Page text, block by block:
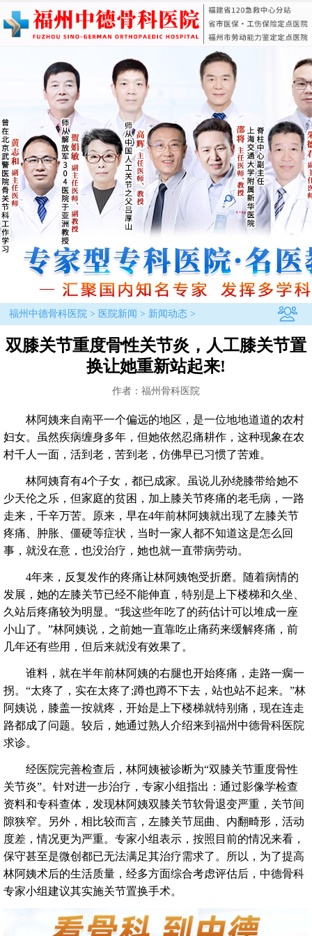
福州中德骨科医院> 医院新闻 > 新闻动态>
双膝关节重度骨性关节炎，人工膝关节置
换让她重新站起来!
作者：福州骨科医院
林阿姨来自南平一个偏远的地区，是一位地地道道的农村
妇女。虽然疾病缠身多年，但她依然忍痛耕作，这种现象在农
村千人一面，活到老，苦到老，仿佛早已习惯了苦难。
林阿姨育有4个子女，都已成家。虽说儿孙绕膝带给她不
少天伦之乐，但家庭的贫困，加上膝关节疼痛的老毛病，一路
走来，千辛万苦。原来，早在4年前林阿姨就出现了左膝关节
疼痛、肿胀、僵硬等症状，当时一家人都不知道这是怎么回
事，就没在意，也没治疗，她也就一直带病劳动。
4年来，反复发作的疼痛让林阿姨饱受折磨。随着病情的
发展，她的左膝关节已经不能伸直，特别是上下楼梯和久坐、
久站后疼痛较为明显。“我这些年吃了的药估计可以堆成一座
小山了。”林阿姨说，之前她一直靠吃止痛药来缓解疼痛，前
几年还有些用，但后来就没有效果了。
谁料，就在半年前林阿姨的右腿也开始疼痛，走路一瘸一
拐。“太疼了，实在太疼了;蹲也蹲不下去，站也站不起来。”林
阿姨说，膝盖一按就疼，开始是上下楼梯就特别痛，现在连走
路都成了问题。较后，她通过熟人介绍来到福州中德骨科医院
求诊。
经医院完善检查后，林阿姨被诊断为“双膝关节重度骨性
关节炎”。针对进一步治疗，专家小组指出：通过影像学检查
资料和专科查体，发现林阿姨双膝关节软骨退变严重，关节间
隙狭窄。另外，相比较而言，左膝关节屈曲、内翻畸形，活动
度差，情况更为严重。专家小组表示，按照目前的情况来看，
保守甚至是微创都已无法满足其治疗需求了。所以，为了提高
林阿姨术后的生活质量，经多方面综合考虑评估后，中德骨科
专家小组建议其实施关节置换手术。